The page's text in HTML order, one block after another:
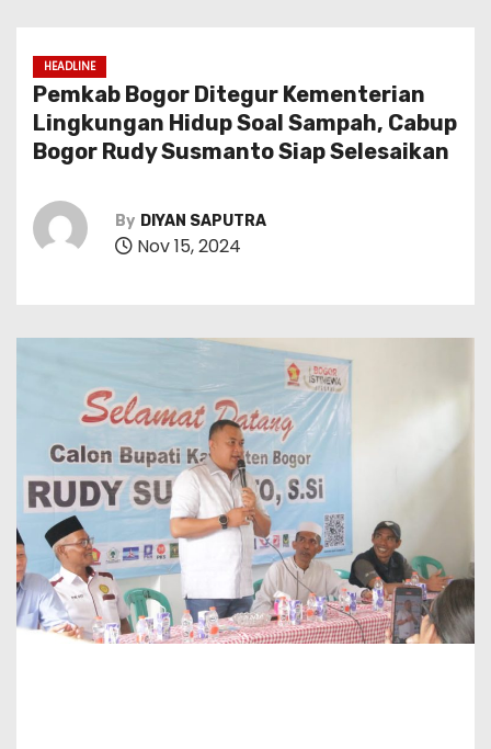
HEADLINE
Pemkab Bogor Ditegur Kementerian
Lingkungan Hidup Soal Sampah, Cabup
Bogor Rudy Susmanto Siap Selesaikan
By DIYAN SAPUTRA
Nov 15, 2024